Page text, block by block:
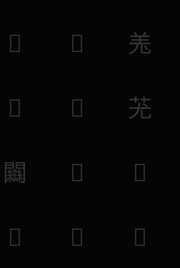
𥮏 𥽰 𦍑
𧪗 𧚶 𦬓
𨷻 𧚵 𧹷
𧪖 𨨚 𨘹